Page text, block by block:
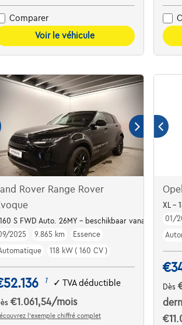
Comparer
Voir le véhicule
Land Rover Range Rover
S FWD Auto. 26MY - beschikbaar vanaf maart
2025
9.865 km
Essence
118 kW ( 160 CV )
1 ✓ TVA déductible
€1.061,54/mois
l’exemple chiffré complet
XL -
01/
Dès